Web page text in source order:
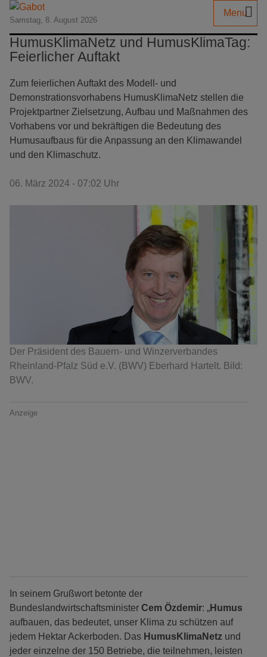
Samstag, 8. August 2026
Menu
HumusKlimaNetz und HumusKlimaTag:
Feierlicher Auftakt
Zum feierlichen Auftakt des Modell- und
Demonstrationsvorhabens HumusKlimaNetz stellen die
Projektpartner Zielsetzung, Aufbau und Maßnahmen des
Vorhabens vor und bekräftigen die Bedeutung des
Humusaufbaus für die Anpassung an den Klimawandel
und den Klimaschutz.
06. März 2024 - 07:02 Uhr
Der Präsident des Bauern- und Winzerverbandes
Rheinland-Pfalz Süd e.V. (BWV) Eberhard Hartelt. Bild:
BWV.
Anzeige
In seinem Grußwort betonte der
Bundeslandwirtschaftsminister Cem Özdemir: „Humus
aufbauen, das bedeutet, unser Klima zu schützen auf
jedem Hektar Ackerboden. Das HumusKlimaNetz und
jeder einzelne der 150 Betriebe, die teilnehmen, leisten